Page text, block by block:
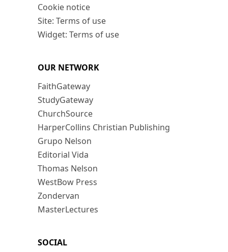
Cookie notice
Site: Terms of use
Widget: Terms of use
OUR NETWORK
FaithGateway
StudyGateway
ChurchSource
HarperCollins Christian Publishing
Grupo Nelson
Editorial Vida
Thomas Nelson
WestBow Press
Zondervan
MasterLectures
SOCIAL